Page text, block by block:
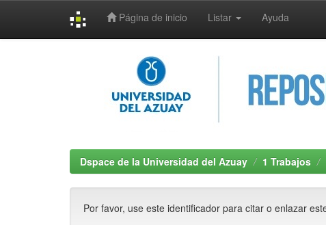
Página de inicio Listar Ayuda
Dspace de la Universidad del Azuay 1 Trabajos
Por favor, use este identificador para citar o enlazar